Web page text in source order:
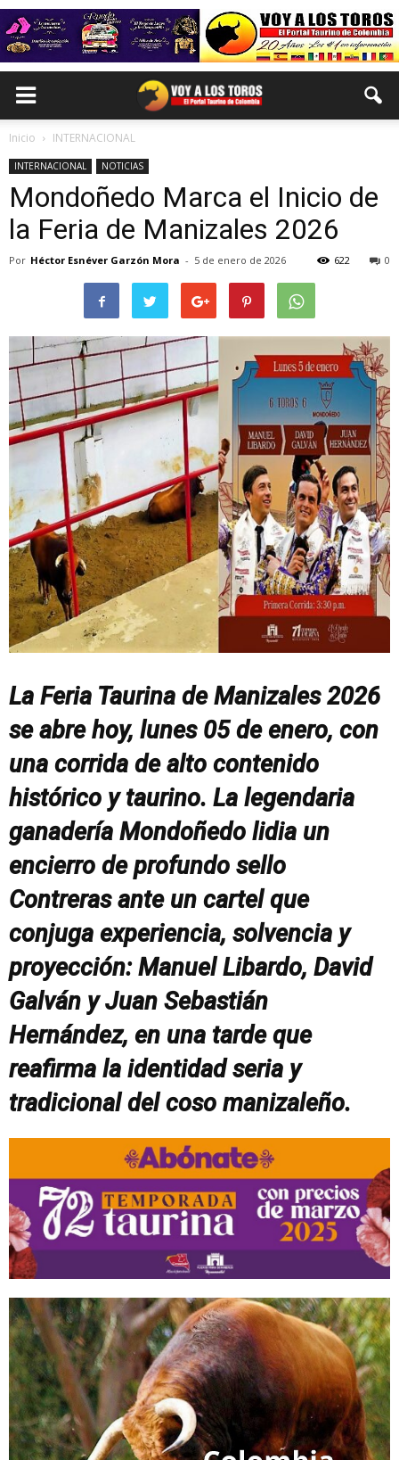
Inicio INTERNACIONAL
INTERNACIONAL NOTICIAS
Mondoñedo Marca el Inicio de
la Feria de Manizales 2026
Por Héctor Esnéver Garzón Mora - 5 de enero de 2026 0
622
La Feria Taurina de Manizales 2026
se abre hoy, lunes 05 de enero, con
una corrida de alto contenido
histórico y taurino. La legendaria
ganadería Mondoñedo lidia un
encierro de profundo sello
Contreras ante un cartel que
conjuga experiencia, solvencia y
proyección: Manuel Libardo, David
Galván y Juan Sebastián
Hernández, en una tarde que
reafirma la identidad seria y
tradicional del coso manizaleño.